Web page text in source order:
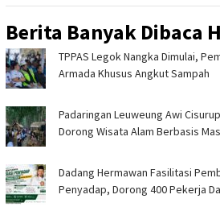
Berita Banyak Dibaca
TPPAS Legok Nangka Dimulai,
Armada Khusus Angkut Sampah
Padaringan Leuweung Awi
Dorong Wisata Alam Berbasis
Dadang Hermawan Fasilitasi
Penyadap, Dorong 400 Pekerja